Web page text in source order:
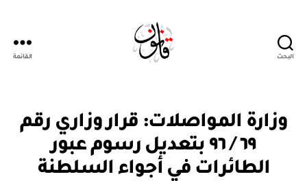
البحث القائمة
التصنيفات
وزارة المواصلات: قرار وزاري رقم
٦٩ / ٩٦ بتعديل رسوم عبور
الطائرات في أجواء السلطنة
بو
س